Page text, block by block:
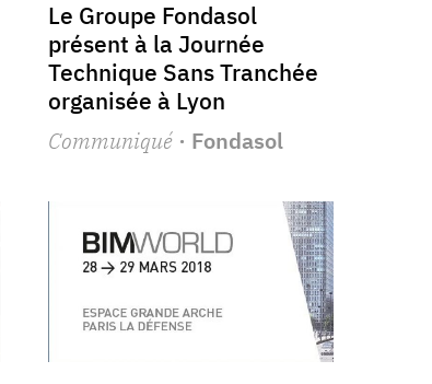
Le Groupe Fondasol
présent à la Journée
Technique Sans Tranchée
organisée à Lyon
Communiqué· Fondasol